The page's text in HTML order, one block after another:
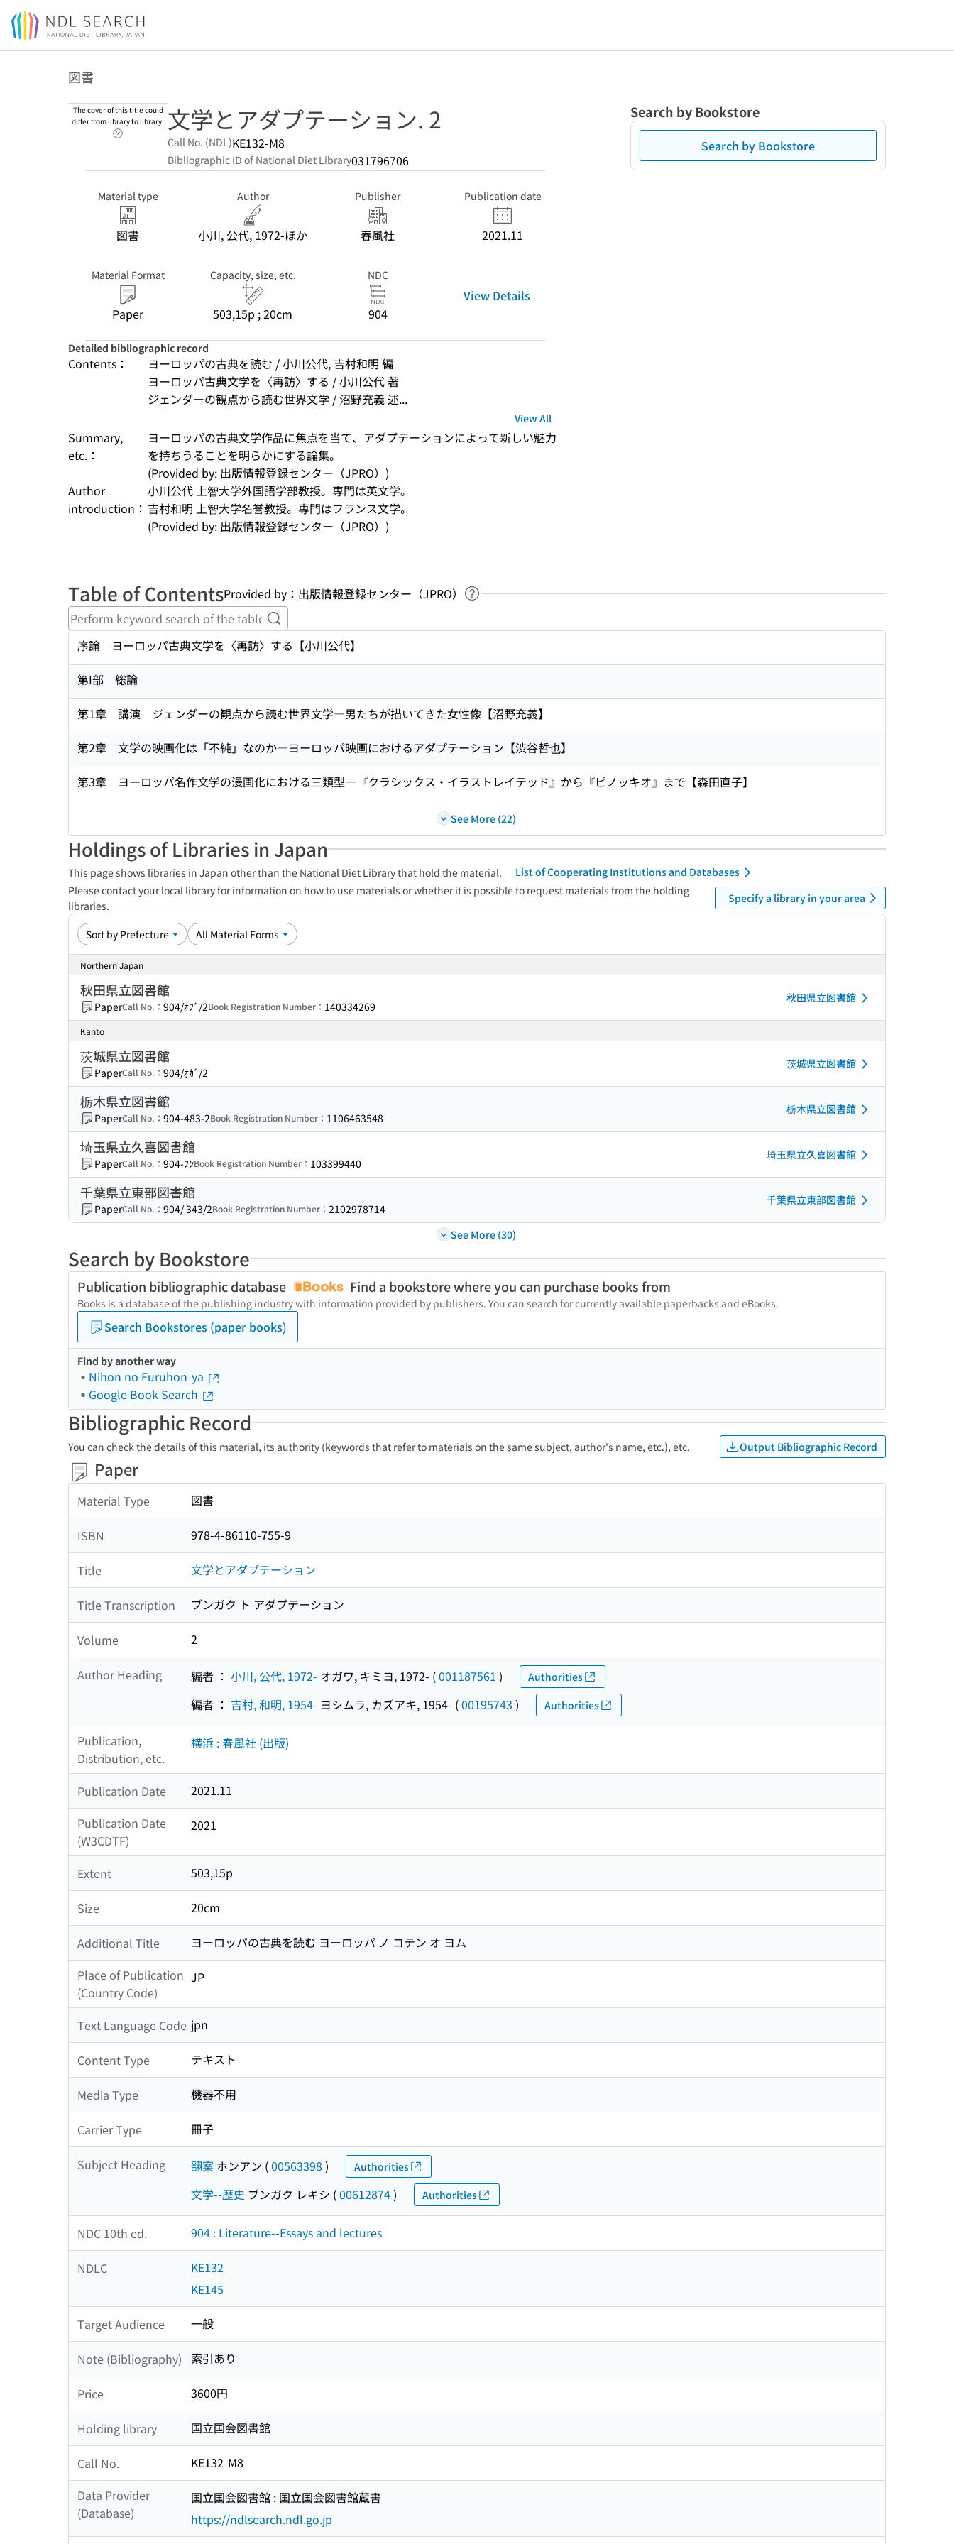
Jump to main content
図書
The cover of this title could
differ from library to library.
Link to Help Page
文学とアダプテーション. 2
Call No. (NDL)KE132-M8
Bibliographic ID of National Diet Library031796706
Material type
図書
Author
小川, 公代, 1972-ほか
Publisher
春風社
Publication date
2021.11
Material Format
Paper
Capacity, size, etc.
503,15p ; 20cm
NDC
904
View Details
Detailed bibliographic record
Contents：
ヨーロッパの古典を読む / 小川公代, 吉村和明 編
ヨーロッパ古典文学を〈再訪〉する / 小川公代 著
ジェンダーの観点から読む世界文学 / 沼野充義 述...
View All
Summary,
etc.：
ヨーロッパの古典文学作品に焦点を当て、アダプテーションによって新しい魅力
を持ちうることを明らかにする論集。
(Provided by: 出版情報登録センター（JPRO）)
Author
introduction：
小川公代 上智大学外国語学部教授。専門は英文学。
吉村和明 上智大学名誉教授。専門はフランス文学。
(Provided by: 出版情報登録センター（JPRO）)
Search by Bookstore
Search by Bookstore
Table of ContentsProvided by：出版情報登録センター（JPRO）
Link to Help Page
Perform keyword search of the table of contents
序論 ヨーロッパ古典文学を〈再訪〉する【小川公代】
第I部 総論
第1章 講演 ジェンダーの観点から読む世界文学―男たちが描いてきた女性像【沼野充義】
第2章 文学の映画化は「不純」なのか―ヨーロッパ映画におけるアダプテーション【渋谷哲也】
第3章 ヨーロッパ名作文学の漫画化における三類型―『クラシックス・イラストレイテッド』から『ピノッキオ』まで【森田直子】
See More (22)
Holdings of Libraries in Japan
This page shows libraries in Japan other than the National Diet Library that hold the material.
List of Cooperating Institutions and Databases
Please contact your local library for information on how to use materials or whether it is possible to request materials from the holding
libraries.
Specify a library in your area
Northern Japan
秋田県立図書館
PaperCall No.： 904/ｵﾌﾞ/2Book Registration Number： 140334269
秋田県立図書館
Kanto
茨城県立図書館
PaperCall No.： 904/ｵｶﾞ/2
茨城県立図書館
栃木県立図書館
PaperCall No.： 904-483-2Book Registration Number： 1106463548
栃木県立図書館
埼玉県立久喜図書館
PaperCall No.： 904-ﾌﾝBook Registration Number： 103399440
埼玉県立久喜図書館
千葉県立東部図書館
PaperCall No.： 904/ 343/2Book Registration Number： 2102978714
千葉県立東部図書館
See More (30)
Search by Bookstore
Publication bibliographic database Find a bookstore where you can purchase books from
Books is a database of the publishing industry with information provided by publishers. You can search for currently available paperbacks and eBooks.
Search Bookstores (paper books)
Find by another way
Nihon no Furuhon-ya
Google Book Search
Bibliographic Record
You can check the details of this material, its authority (keywords that refer to materials on the same subject, author's name, etc.), etc. Output Bibliographic Record
Paper
Material Type 図書
ISBN 978-4-86110-755-9
Title 文学とアダプテーション
Title Transcription ブンガク ト アダプテーション
Volume 2
Author Heading 編者 ： 小川, 公代, 1972- オガワ, キミヨ, 1972- (001187561 ) Authorities
編者 ： 吉村, 和明, 1954- ヨシムラ, カズアキ, 1954- (00195743 ) Authorities
Publication,
Distribution, etc.
横浜 : 春風社 (出版)
Publication Date
2021.11
Publication Date
(W3CDTF)
2021
Extent 503,15p
Size 20cm
Additional Title
ヨーロッパの古典を読む ヨーロッパ ノ コテン オ ヨム
Place of Publication
(Country Code)
JP
Text Language Code jpn
Content Type テキスト
Media Type 機器不用
Carrier Type 冊子
Subject Heading 翻案 ホンアン (00563398 ) Authorities
文学--歴史 ブンガク レキシ (00612874) Authorities
NDC 10th ed. 904 : Literature--Essays and lectures
NDLC
KE132
KE145
Target Audience 一般
Note (Bibliography) 索引あり
Price 3600円
Holding library 国立国会図書館
Call No.
KE132-M8
Data Provider
(Database)
国立国会図書館 : 国立国会図書館蔵書
https://ndlsearch.ndl.go.jp